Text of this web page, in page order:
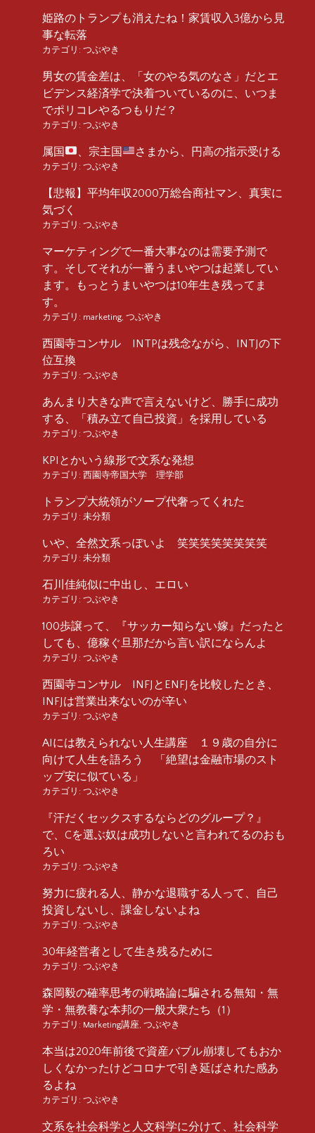
姫路のトランプも消えたね！家賃収入3億から見
事な転落
カテゴリ: つぶやき
男女の賃金差は、「女のやる気のなさ」だとエ
ビデンス経済学で決着ついているのに、いつま
でポリコレやるつもりだ？
カテゴリ: つぶやき
属国 、宗主国 さまから、円高の指示受ける
カテゴリ: つぶやき
【悲報】平均年収2000万総合商社マン、真実に
気づく
カテゴリ: つぶやき
マーケティングで一番大事なのは需要予測で
す。そしてそれが一番うまいやつは起業してい
ます。もっとうまいやつは10年生き残ってま
す。
カテゴリ: marketing つぶやき
西園寺コンサル INTPは残念ながら、INTJの下
位互換
カテゴリ: つぶやき
あんまり大きな声で言えないけど、勝手に成功
する、「積み立て自己投資」を採用している
カテゴリ: つぶやき
KPIとかいう線形で文系な発想
カテゴリ: 西園寺帝国大学 理学部
トランプ大統領がソープ代奢ってくれた
カテゴリ: 未分類
いや、全然文系っぽいよ 笑笑笑笑笑笑笑笑
カテゴリ: 未分類
石川佳純似に中出し、エロい
カテゴリ: つぶやき
100歩譲って、『サッカー知らない嫁』だったと
しても、億稼ぐ旦那だから言い訳にならんよ
カテゴリ: つぶやき
西園寺コンサル INFJとENFJを比較したとき、
INFJは営業出来ないのが辛い
カテゴリ: つぶやき
AIには教えられない人生講座 １９歳の自分に
向けて人生を語ろう 「絶望は金融市場のスト
ップ安に似ている」
カテゴリ: つぶやき
『汗だくセックスするならどのグループ？』
で、Cを選ぶ奴は成功しないと言われてるのおも
ろい
カテゴリ: つぶやき
努力に疲れる人、静かな退職する人って、自己
投資しないし、課金しないよね
カテゴリ: つぶやき
30年経営者として生き残るために
カテゴリ: つぶやき
森岡毅の確率思考の戦略論に騙される無知・無
学・無教養な本邦の一般大衆たち（1）
カテゴリ: Marketing講座 つぶやき
本当は2020年前後で資産バブル崩壊してもおか
しくなかったけどコロナで引き延ばされた感あ
るよね
カテゴリ: つぶやき
文系を社会科学と人文科学に分けて、社会科学